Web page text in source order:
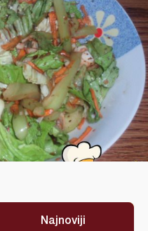
Najnoviji